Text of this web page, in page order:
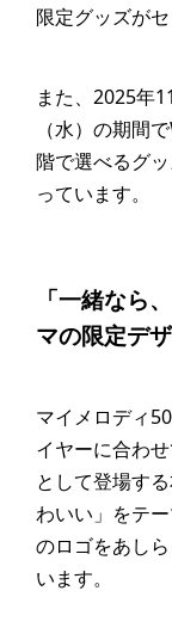
限定グッズが
また、2025年
（水）の期間
階で選べるグ
っています。
「一緒なら
マの限定デ
マイメロディ
イヤーに合わ
として登場す
わいい」をテ
のロゴをあし
います。